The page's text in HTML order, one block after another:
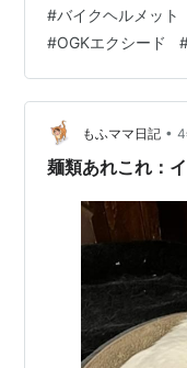
安全に使えるヘル
まったのがこのオ
トでした。エクシ
EXCEED Mサイズ
た。ヘルメットに
#バイクヘルメット
#OGKエクシード
もふママ日記 •
麺類あれこれ：